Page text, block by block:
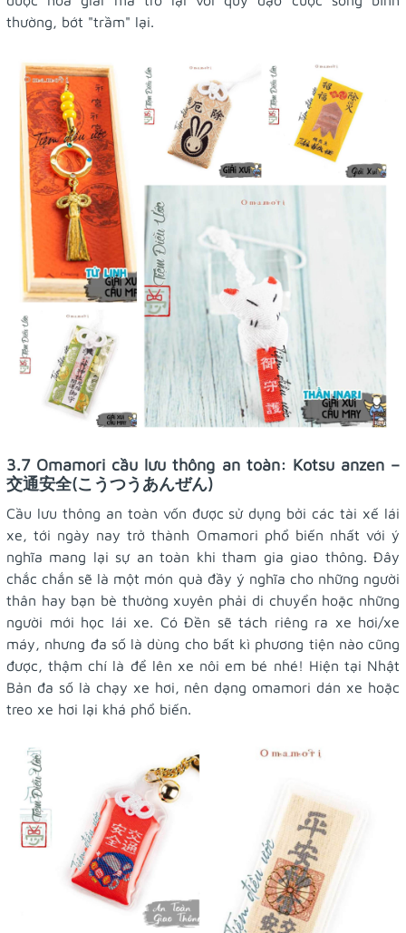
thường, bớt "trầm" lại.
3.7 Omamori cầu lưu thông an toàn: Kotsu anzen –
交通安全(こうつうあんぜん)
Cầu lưu thông an toàn vốn được sử dụng bởi các tài xế lái
xe, tới ngày nay trở thành Omamori phổ biến nhất với ý
nghĩa mang lại sự an toàn khi tham gia giao thông. Đây
chắc chắn sẽ là một món quà đầy ý nghĩa cho những người
thân hay bạn bè thường xuyên phải di chuyển hoặc những
người mới học lái xe. Có Đền sẽ tách riêng ra xe hơi/xe
máy, nhưng đa số là dùng cho bất kì phương tiện nào cũng
được, thậm chí là để lên xe nôi em bé nhé! Hiện tại Nhật
Bản đa số là chạy xe hơi, nên dạng omamori dán xe hoặc
treo xe hơi lại khá phổ biến.